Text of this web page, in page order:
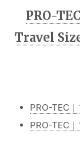
PRO-
Travel
PRO-TEC
PRO-TEC